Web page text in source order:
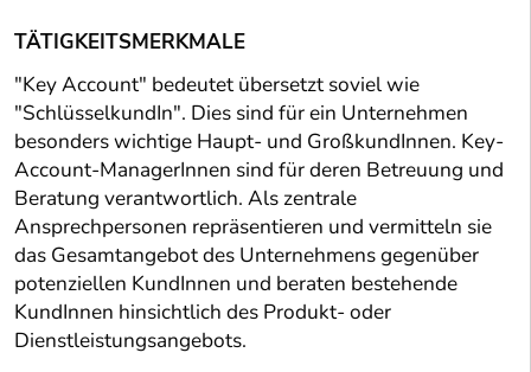
TÄTIGKEITSMERKMALE
"Key Account" bedeutet übersetzt soviel wie
"SchlüsselkundIn". Dies sind für ein Unternehmen
besonders wichtige Haupt- und GroßkundInnen. Key-
Account-ManagerInnen sind für deren Betreuung und
Beratung verantwortlich. Als zentrale
Ansprechpersonen repräsentieren und vermitteln sie
das Gesamtangebot des Unternehmens gegenüber
potenziellen KundInnen und beraten bestehende
KundInnen hinsichtlich des Produkt- oder
Dienstleistungsangebots.